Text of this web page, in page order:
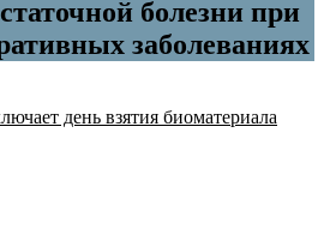
болезни при
заболеваниях
день взятия биоматериала